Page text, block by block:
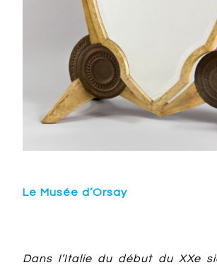
Le Musée d’Orsay
Dans l’Italie du début du XXe